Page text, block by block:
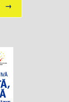
→